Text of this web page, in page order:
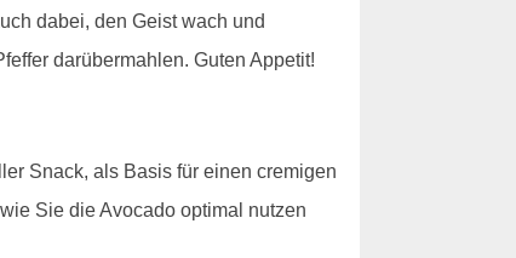
dabei, den Geist wach und
darübermahlen. Guten Appetit!
Snack, als Basis für einen cremigen
Sie die Avocado optimal nutzen